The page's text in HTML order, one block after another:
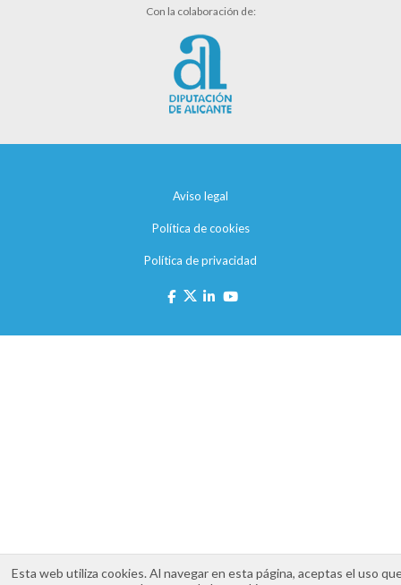
Con la colaboración de:
Aviso legal
Política de cookies
Política de privacidad
Esta web utiliza cookies. Al navegar en esta página, aceptas el uso